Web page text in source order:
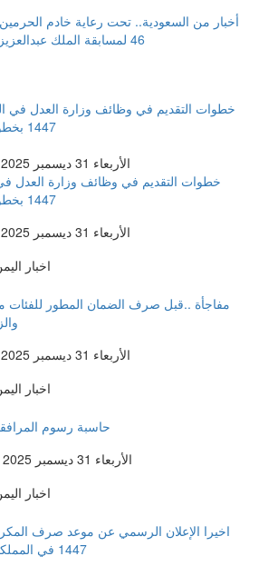
أخبار من السعودية.. تحت رعاية خادم
46 لمسابقة الملك عبدالعزيز للقرآن الكريم غدًا
الأربعاء 31 ديسمبر 2025 08:20 مساءً
خطوات التقديم في وظائف وزارة العدل
1447 بخطوات بسيطة وسهلة
الأربعاء 31 ديسمبر 2025 08:20 مساءً
اخبار
مفاجأة ..قبل صرف الضمان المطور للفئات
الأربعاء 31 ديسمبر 2025 04:10 مساءً
اخبار
حاسبة رسوم المرافقين 1447
الأربعاء 31 ديسمبر 2025 09:03 صباحاً
اخبار
اخيرا الإعلان الرسمي عن موعد صرف
1447 في المملكة العربية السعودية